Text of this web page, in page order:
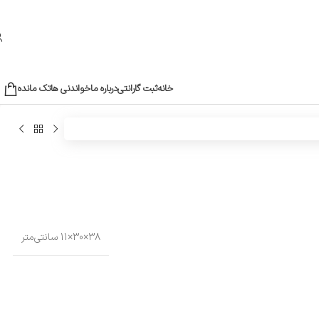
خانهثبت گارانتیدرباره ماخواندنی هاتک مانده
38×30×11 سانتی‌متر